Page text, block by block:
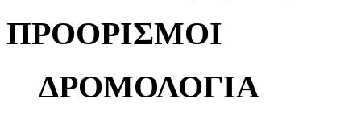
ΠΡΟΟΡΙΣΜΟΙ
ΔΡΟΜΟΛΟΓΙΑ